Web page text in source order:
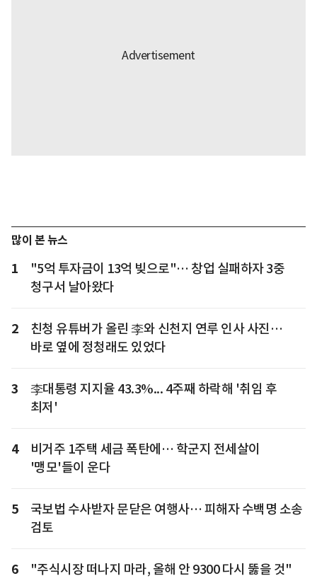
많이 본 뉴스
1
"5억 투자금이 13억 빚으로"… 창업 실패하자 3중
청구서 날아왔다
2
친청 유튜버가 올린 李와 신천지 연루 인사 사진…
바로 옆에 정청래도 있었다
3
李대통령 지지율 43.3%... 4주째 하락해 '취임 후
최저'
4
비거주 1주택 세금 폭탄에… 학군지 전세살이
'맹모'들이 운다
5
국보법 수사받자 문닫은 여행사… 피해자 수백명 소송
검토
6 "주식시장 떠나지 마라, 올해 안 9300 다시 뚫을 것"